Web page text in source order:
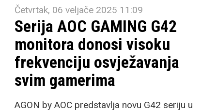
Četvrtak, 06 veljače 2025 11:09
Serija AOC GAMING G42
monitora donosi visoku
frekvenciju osvježavanja
svim gamerima
AGON by AOC predstavlja novu G42 seriju u